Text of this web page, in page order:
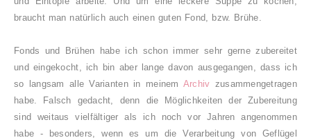
braucht man natürlich auch einen guten Fond, bzw. Brühe.
Fonds und Brühen habe ich schon immer sehr gerne zubereitet
und eingekocht, ich bin aber lange davon ausgegangen, dass ich
so langsam alle Varianten in meinem Archiv zusammengetragen
habe. Falsch gedacht, denn die Möglichkeiten der Zubereitung
sind weitaus vielfältiger als ich noch vor Jahren angenommen
habe - besonders, wenn es um die Verarbeitung von Geflügel